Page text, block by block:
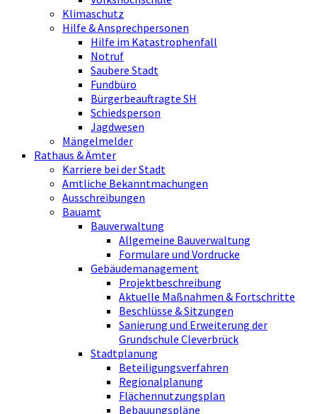
Klimaschutz
Hilfe & Ansprechpersonen
Hilfe im Katastrophenfall
Notruf
Saubere Stadt
Fundbüro
Bürgerbeauftragte SH
Schiedsperson
Jagdwesen
Mängelmelder
Rathaus & Ämter
Karriere bei der Stadt
Amtliche Bekanntmachungen
Ausschreibungen
Bauamt
Bauverwaltung
Allgemeine Bauverwaltung
Formulare und Vordrucke
Gebäudemanagement
Projektbeschreibung
Aktuelle Maßnahmen & Fortschritte
Beschlüsse & Sitzungen
Sanierung und Erweiterung der
Grundschule Cleverbrück
Stadtplanung
Beteiligungsverfahren
Regionalplanung
Flächennutzungsplan
Bebauungspläne